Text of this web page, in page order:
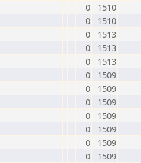
0
1510
0
1510
0
1513
0
1513
0
1513
0
1509
0
1509
0
1509
0
1509
0
1509
0
1509
0
1509